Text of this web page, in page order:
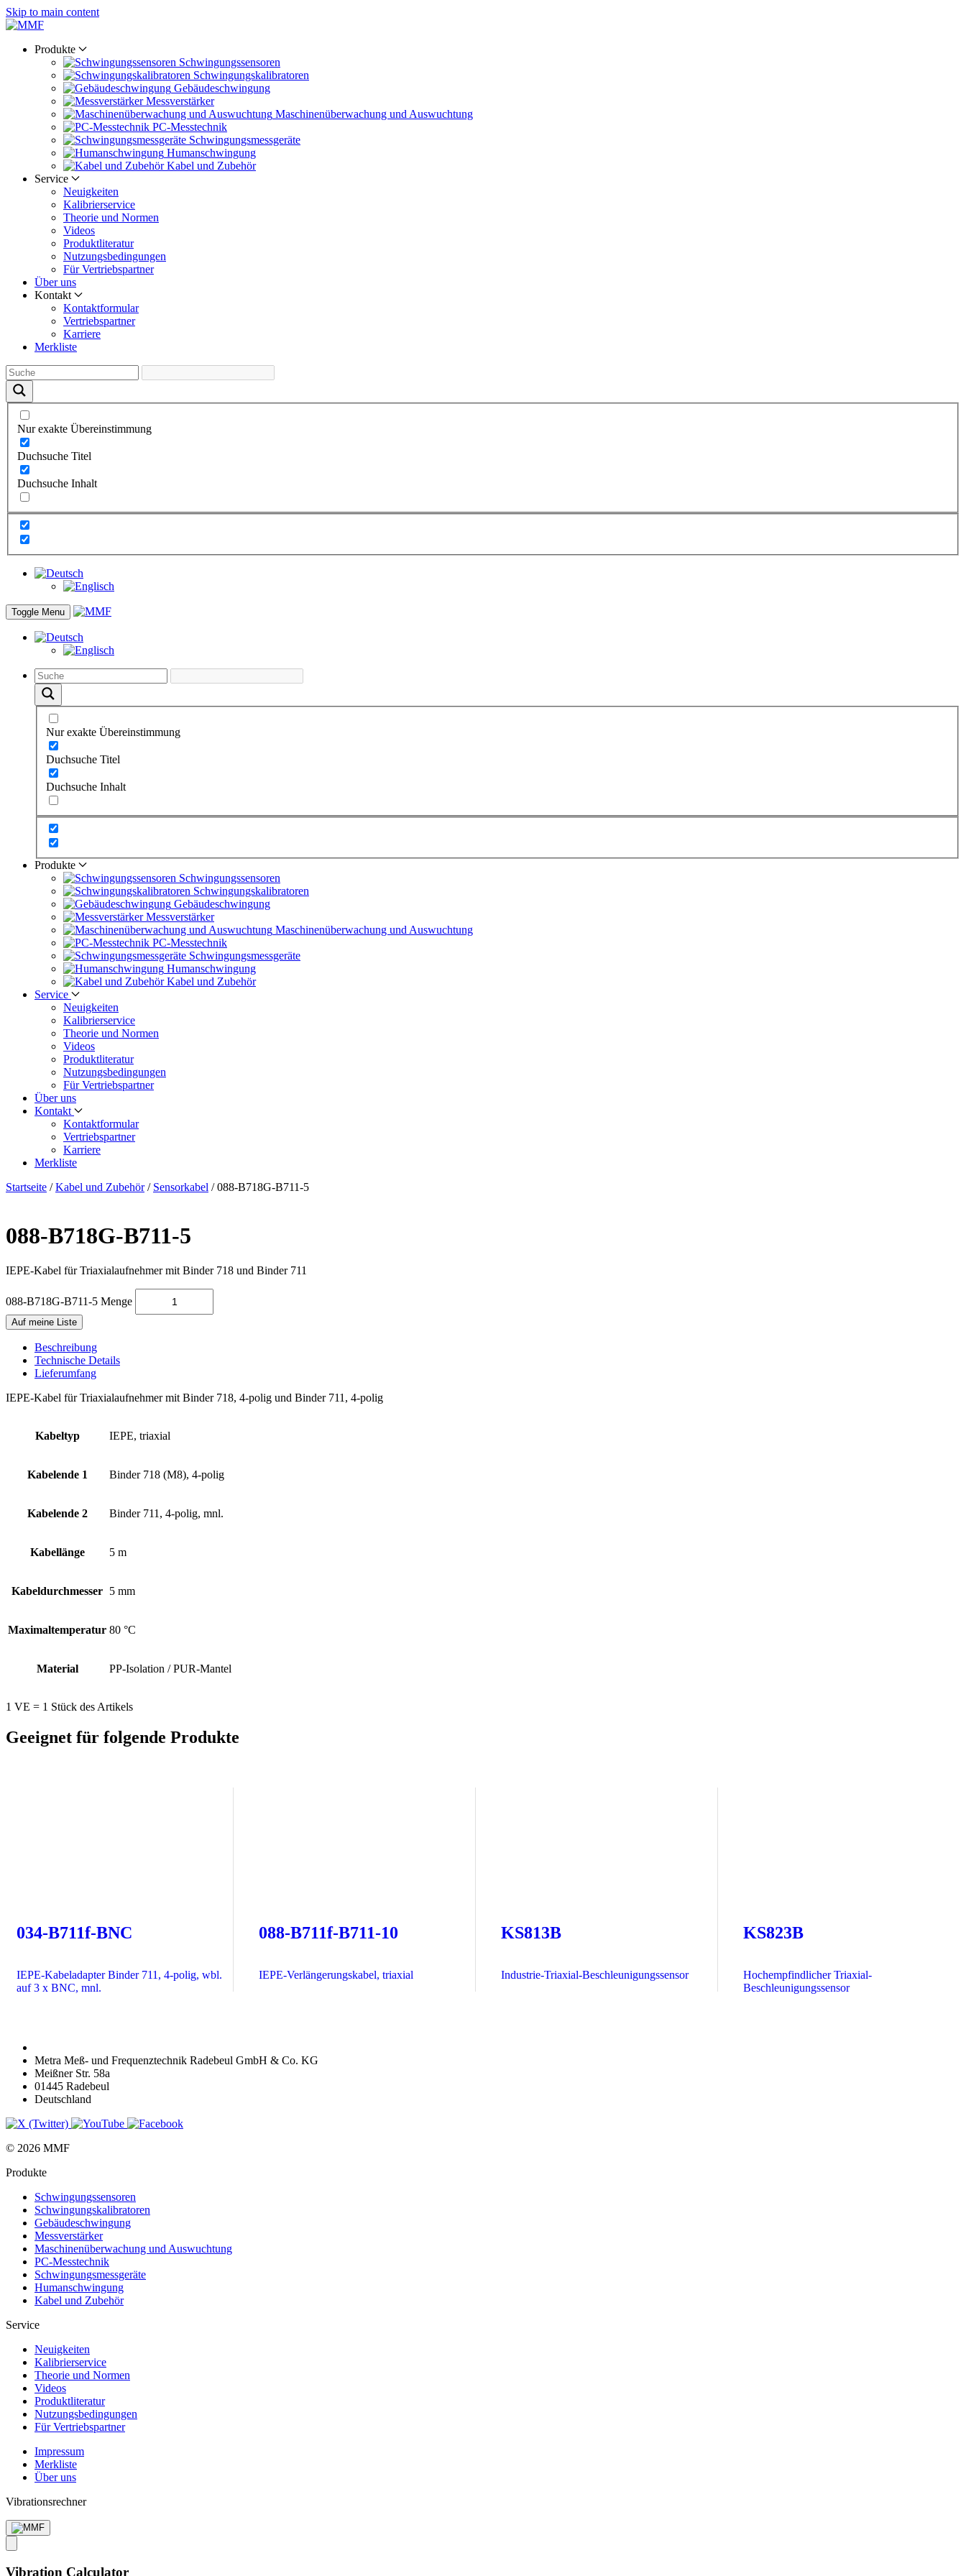
Skip to main content
Produkte
Schwingungs­sensoren
Schwingungs­kalibratoren
Gebäude­schwingung
Messverstärker
Maschinen­überwachung und Auswuchtung
PC-Messtechnik
Schwingungs­messgeräte
Human­schwingung
Kabel und Zubehör
Service
Neuigkeiten
Kalibrier­service
Theorie und Normen
Videos
Produkt­literatur
Nutzungs­bedingungen
Für Vertriebs­partner
Über uns
Kontakt
Kontaktformular
Vertriebs­partner
Karriere
Merkliste
Nur exakte Übereinstimmung
Duchsuche Titel
Duchsuche Inhalt
Toggle Menu
Nur exakte Übereinstimmung
Duchsuche Titel
Duchsuche Inhalt
Produkte
Schwingungs­sensoren
Schwingungs­kalibratoren
Gebäude­schwingung
Messverstärker
Maschinen­überwachung und Auswuchtung
PC-Messtechnik
Schwingungs­messgeräte
Human­schwingung
Kabel und Zubehör
Service
Neuigkeiten
Kalibrier­service
Theorie und Normen
Videos
Produkt­literatur
Nutzungs­bedingungen
Für Vertriebs­partner
Über uns
Kontakt
Kontaktformular
Vertriebs­partner
Karriere
Merkliste
Startseite /Kabel und Zubehör/ Sensorkabel /088-B718G-B711-5
088-B718G-B711-5
IEPE-Kabel für Triaxialaufnehmer mit Binder 718 und Binder 711
088-B718G-B711-5 Menge
Auf meine Liste
Beschreibung
Technische Details
Lieferumfang
IEPE-Kabel für Triaxialaufnehmer mit Binder 718, 4-polig und Binder 711, 4-polig
Kabeltyp IEPE, triaxial
Kabelende 1 Binder 718 (M8), 4-polig
Kabelende 2 Binder 711, 4-polig, mnl.
Kabellänge 5 m
Kabeldurchmesser 5 mm
Maximaltemperatur 80 °C
Material PP-Isolation / PUR-Mantel
1 VE = 1 Stück des Artikels
Geeignet für folgende Produkte
034-B711f-BNC
IEPE-Kabeladapter Binder 711, 4-polig, wbl.
auf 3 x BNC, mnl.
088-B711f-B711-10
IEPE-Verlängerungs­kabel, triaxial
KS813B
Industrie-Triaxial-Beschleunigungssensor
KS823B
Hochempfindlicher Triaxial-
Beschleunigungssensor
Metra Meß- und Frequenztechnik Radebeul GmbH & Co. KG
Meißner Str. 58a
01445 Radebeul
Deutschland
© 2026 MMF
Produkte
Schwingungs­sensoren
Schwingungs­kalibratoren
Gebäude­schwingung
Messverstärker
Maschinen­überwachung und Auswuchtung
PC-Messtechnik
Schwingungs­messgeräte
Human­schwingung
Kabel und Zubehör
Service
Neuigkeiten
Kalibrier­service
Theorie und Normen
Videos
Produkt­literatur
Nutzungs­bedingungen
Für Vertriebs­partner
Impressum
Merkliste
Über uns
Vibrationsrechner
Vibration Calculator